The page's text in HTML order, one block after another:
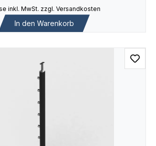
inkl. MwSt. zzgl. Versandkosten
In den Warenkorb